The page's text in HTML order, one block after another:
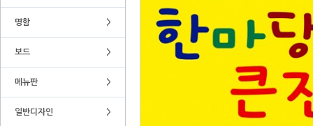
명함 >
보드 >
메뉴판 >
일반디자인 >